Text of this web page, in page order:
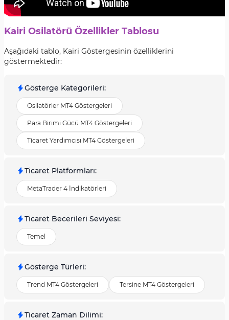
Kairi Osilatörü Özellikler Tablosu
Aşağıdaki tablo, Kairi Göstergesinin özelliklerini
göstermektedir:
Gösterge Kategorileri:
Osilatörler MT4 Göstergeleri
Para Birimi Gücü MT4 Göstergeleri
Ticaret Yardımcısı MT4 Göstergeleri
Ticaret Platformları:
MetaTrader 4 İndikatörleri
Ticaret Becerileri Seviyesi:
Temel
Gösterge Türleri:
Trend MT4 Göstergeleri Tersine MT4 Göstergeleri
Ticaret Zaman Dilimi: